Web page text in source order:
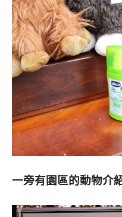
一旁有園區的動物介